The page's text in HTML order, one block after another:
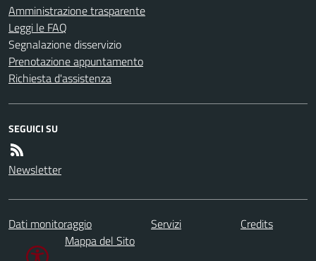
Amministrazione trasparente
Leggi le FAQ
Segnalazione disservizio
Prenotazione appuntamento
Richiesta d'assistenza
SEGUICI SU
Newsletter
Dati monitoraggio Servizi
Credits
Mappa del Sito